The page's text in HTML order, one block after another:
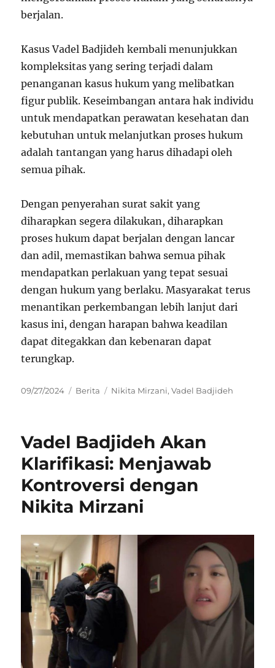
berjalan.
Kasus Vadel Badjideh kembali menunjukkan
kompleksitas yang sering terjadi dalam
penanganan kasus hukum yang melibatkan
figur publik. Keseimbangan antara hak individu
untuk mendapatkan perawatan kesehatan dan
kebutuhan untuk melanjutkan proses hukum
adalah tantangan yang harus dihadapi oleh
semua pihak.
Dengan penyerahan surat sakit yang
diharapkan segera dilakukan, diharapkan
proses hukum dapat berjalan dengan lancar
dan adil, memastikan bahwa semua pihak
mendapatkan perlakuan yang tepat sesuai
dengan hukum yang berlaku. Masyarakat terus
menantikan perkembangan lebih lanjut dari
kasus ini, dengan harapan bahwa keadilan
dapat ditegakkan dan kebenaran dapat
terungkap.
Posted
09/27/2024 Categories
Berita Tags
Nikita Mirzani,Vadel Badjideh
Vadel Badjideh Akan
Klarifikasi: Menjawab
Kontroversi dengan
Nikita Mirzani